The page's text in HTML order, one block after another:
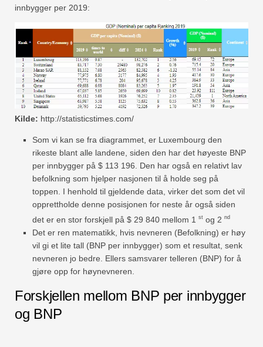
innbygger per 2019:
Kilde: http://statisticstimes.com/
Som vi kan se fra diagrammet, er Luxembourg den
rikeste blant alle landene, siden den har det høyeste BNP
per innbygger på $ 113 196. Den har også en relativt lav
befolkning som hjelper nasjonen til å holde seg på
toppen. I henhold til gjeldende data, virker det som det vil
opprettholde denne posisjonen for neste år også siden
det er en stor forskjell på $ 29 840 mellom 1
st og 2 nd
Det er ren matematikk, hvis nevneren (Befolkning) er høy
vil gi et lite tall (BNP per innbygger) som et resultat, senk
nevneren jo bedre. Ellers samsvarer telleren (BNP) for å
gjøre opp for høynevneren.
Forskjellen mellom BNP per innbygger
og BNP